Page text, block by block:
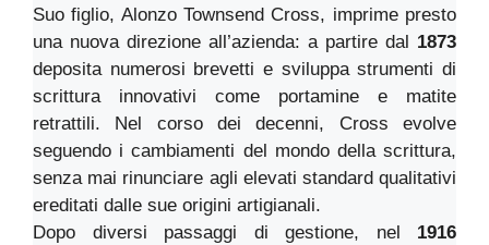
Suo figlio, Alonzo Townsend Cross, imprime presto
una nuova direzione all’azienda: a partire dal 1873
deposita numerosi brevetti e sviluppa strumenti di
scrittura innovativi come portamine e matite
retrattili. Nel corso dei decenni, Cross evolve
seguendo i cambiamenti del mondo della scrittura,
senza mai rinunciare agli elevati standard qualitativi
ereditati dalle sue origini artigianali.
Dopo diversi passaggi di gestione, nel 1916